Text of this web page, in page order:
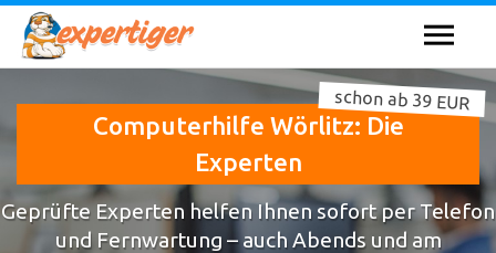
Computerhilfe Wörlitz: Die
Experten
schon ab 39 EUR
Geprüfte Experten helfen Ihnen sofort per Telefon
und Fernwartung – auch Abends und am